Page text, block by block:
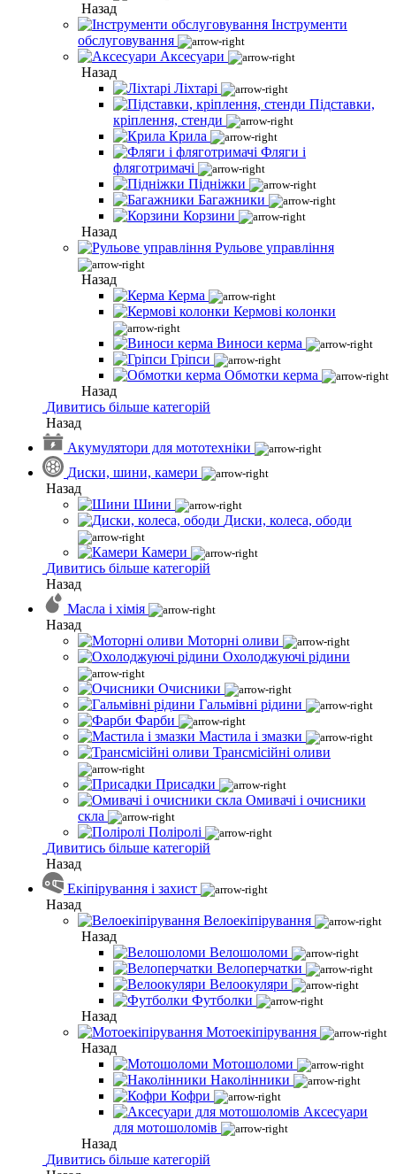
Назад
Інструменти
обслуговування
Аксесуари
Назад
Ліхтарі
Підставки,
кріплення, стенди
Крила
Фляги і
фляготримачі
Підніжки
Багажники
Корзини
Назад
Рульове управління
Назад
Керма
Кермові колонки
Виноси керма
Гріпси
Обмотки керма
Назад
Дивитись більше категорій
Назад
Акумулятори для мототехніки
Диски, шини, камери
Назад
Шини
Диски, колеса, ободи
Камери
Дивитись більше категорій
Назад
Масла і хімія
Назад
Моторні оливи
Охолоджуючі рідини
Очисники
Гальмівні рідини
Фарби
Мастила і змазки
Трансмісійні оливи
Присадки
Омивачі і очисники
скла
Поліролі
Дивитись більше категорій
Назад
Екіпірування і захист
Назад
Велоекіпірування
Назад
Велошоломи
Велоперчатки
Велоокуляри
Футболки
Назад
Мотоекіпірування
Назад
Мотошоломи
Наколінники
Кофри
Аксесуари
для мотошоломів
Назад
Дивитись більше категорій